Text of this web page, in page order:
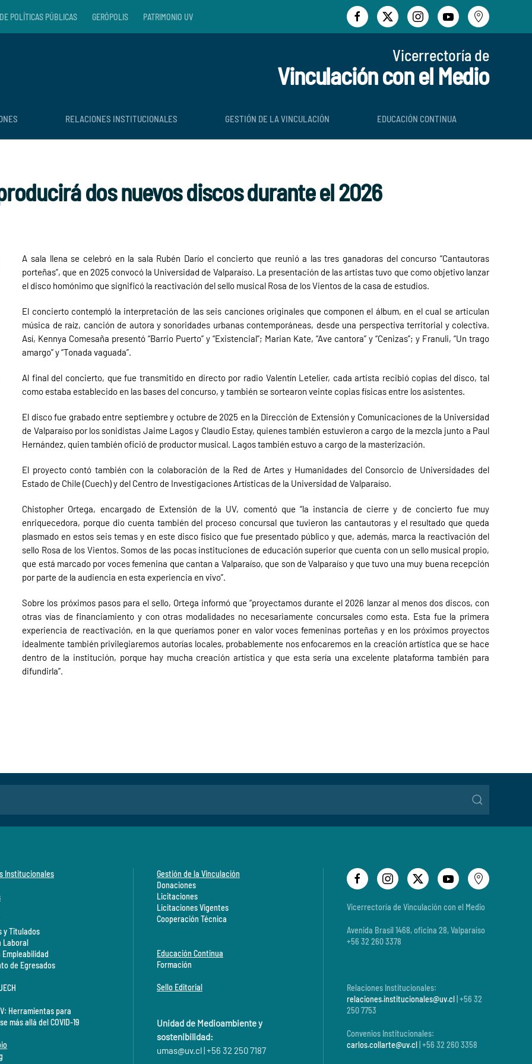
POLÍTICAS PÚBLICAS GERÓPOLIS PATRIMONIO UV
Vicerrectoría de
Vinculación con el Medio
RELACIONES INSTITUCIONALES GESTIÓN DE LA VINCULACIÓN EDUCACIÓN CONTINUA
dos nuevos discos durante el 2026
A sala llena se celebró en la sala Rubén Darío el concierto que reunió a las tres ganadoras del concurso “Cantautoras
porteñas”, que en 2025 convocó la Universidad de Valparaíso. La presentación de las artistas tuvo que como objetivo lanzar
el disco homónimo que significó la reactivación del sello musical Rosa de los Vientos de la casa de estudios.
El concierto contempló la interpretación de las seis canciones originales que componen el álbum, en el cual se articulan
música de raíz, canción de autora y sonoridades urbanas contemporáneas, desde una perspectiva territorial y colectiva.
Así, Kennya Comesaña presentó “Barrio Puerto” y “Existencial”; Marian Kate, “Ave cantora” y “Cenizas”; y Franuli, “Un trago
amargo” y “Tonada vaguada”.
Al final del concierto, que fue transmitido en directo por radio Valentín Letelier, cada artista recibió copias del disco, tal
como estaba establecido en las bases del concurso, y también se sortearon veinte copias físicas entre los asistentes.
El disco fue grabado entre septiembre y octubre de 2025 en la Dirección de Extensión y Comunicaciones de la Universidad
de Valparaíso por los sonidistas Jaime Lagos y Claudio Estay, quienes también estuvieron a cargo de la mezcla junto a Paul
Hernández, quien también ofició de productor musical. Lagos también estuvo a cargo de la masterización.
El proyecto contó también con la colaboración de la Red de Artes y Humanidades del Consorcio de Universidades del
Estado de Chile (Cuech) y del Centro de Investigaciones Artísticas de la Universidad de Valparaíso.
Chistopher Ortega, encargado de Extensión de la UV, comentó que “la instancia de cierre y de concierto fue muy
enriquecedora, porque dio cuenta también del proceso concursal que tuvieron las cantautoras y el resultado que queda
plasmado en estos seis temas y en este disco físico que fue presentado público y que, además, marca la reactivación del
sello Rosa de los Vientos. Somos de las pocas instituciones de educación superior que cuenta con un sello musical propio,
que está marcado por voces femenina que cantan a Valparaíso, que son de Valparaíso y que tuvo una muy buena recepción
por parte de la audiencia en esta experiencia en vivo”.
Sobre los próximos pasos para el sello, Ortega informó que “proyectamos durante el 2026 lanzar al menos dos discos, con
otras vías de financiamiento y con otras modalidades no necesariamente concursales como esta. Esta fue la primera
experiencia de reactivación, en la que queríamos poner en valor voces femeninas porteñas y en los próximos proyectos
idealmente también privilegiaremos autorías locales, probablemente nos enfocaremos en la creación artística que se hace
dentro de la institución, porque hay mucha creación artística y que esta sería una excelente plataforma también para
difundirla”.
Institucionales
y Titulados
Laboral
Empleabilidad
de Egresados
Herramientas para
más allá del COVID-19
Gestión de la Vinculación
Donaciones
Licitaciones
Licitaciones Vigentes
Cooperación Técnica
Educación Continua
Formación
Sello Editorial
Unidad de Medioambiente y
sostenibilidad:
umas@uv.cl| +56 32 250 7187
Vicerrectoría de Vinculación con el Medio
Avenida Brasil 1468, oficina 28, Valparaíso
+56 32 260 3378
Relaciones Institucionales:
relaciones.institucionales@uv.cl | +56 32
250 7753
Convenios Institucionales:
carlos.collarte@uv.cl | +56 32 260 3358